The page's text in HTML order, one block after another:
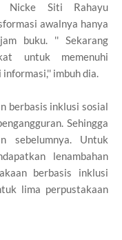
Nicke Siti Rahayu
awalnya hanya
buku. '' Sekarang
untuk memenuhi
imbuh dia.
berbasis inklusi sosial
Sehingga
sebelumnya. Untuk
lenambahan
berbasis inklusi
lima perpustakaan